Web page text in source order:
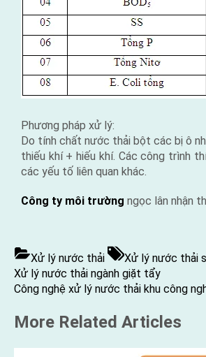
Phương pháp xử lý:
Do tính chất nước thải bột các bị ô
thiếu khí + hiếu khí. Các công trình
các yếu tố liên quan khác.
Công ty môi trường ngọc lân nhận
Xử lý nước thải Tags:
Xử lý nước thải
Điều
hướng
bài
viết
Previous
Post:
Xử lý nước thải ngành giặt tẩy
Next
Công nghệ xử lý nước thải khu công
More Related Articles